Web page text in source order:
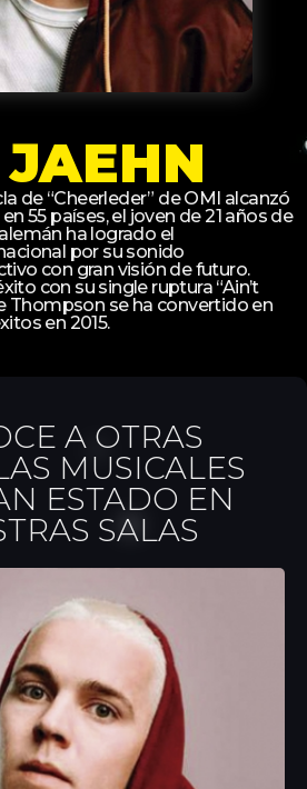
de “Cheerleder” de OMI alcanzó
55 países, el joven de 21 años de
ha logrado el
por su sonido
con gran visión de futuro.
con su single ruptura “Ain’t
Thompson se ha convertido en
en 2015.
A OTRAS
MUSICALES
ESTADO EN
SALAS